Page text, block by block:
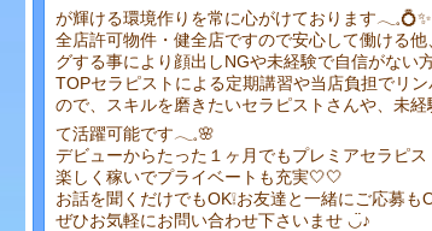
が輝ける環境作りを常に心がけております𓂃𓈒💍✨
全店許可物件・健全店ですので安心して働ける
グする事により顔出しNGや未経験で自信がない
TOPセラピストによる定期講習や当店負担でリ
ので、スキルを磨きたいセラピストさんや、未
て活躍可能です𓂃𓈒🌸
デビューからたった１ヶ月でもプレミアセラピス
楽しく稼いでプライベートも充実🤍🤍
お話を聞くだけでもOK❕お友達と一緒にご応募も
ぜひお気軽にお問い合わせ下さいませ ◡̈♪